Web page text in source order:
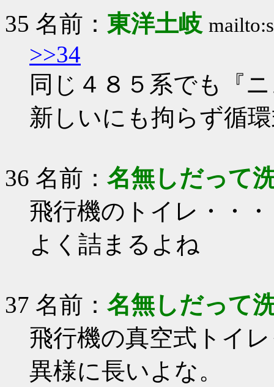
35 名前： 東洋土岐
>>34
同じ４８５系でも『
新しいにも拘らず循
36 名前： 名無しだって
飛行機のトイレ・・・
よく詰まるよね
37 名前： 名無しだって
飛行機の真空式トイ
異様に長いよな。